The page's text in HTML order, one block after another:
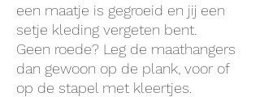
een maatje is gegroeid en jij een
setje kleding vergeten bent.
Geen roede? Leg de maathangers
dan gewoon op de plank, voor of
op de stapel met kleertjes.